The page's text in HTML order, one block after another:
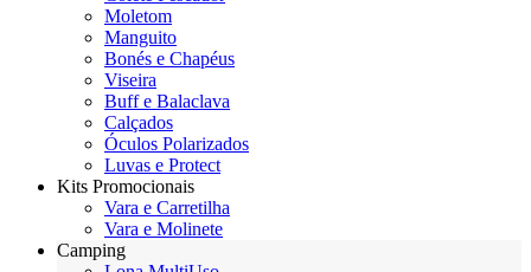
Moletom
Manguito
Bonés e Chapéus
Viseira
Buff e Balaclava
Calçados
Óculos Polarizados
Luvas e Protect
Kits Promocionais
Vara e Carretilha
Vara e Molinete
Camping